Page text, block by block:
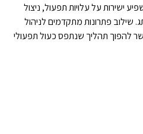
ישירות על עלויות תפעול, ניצול
שילוב פתרונות מתקדמים לניהול
להפוך תהליך שנתפס כעול תפעולי